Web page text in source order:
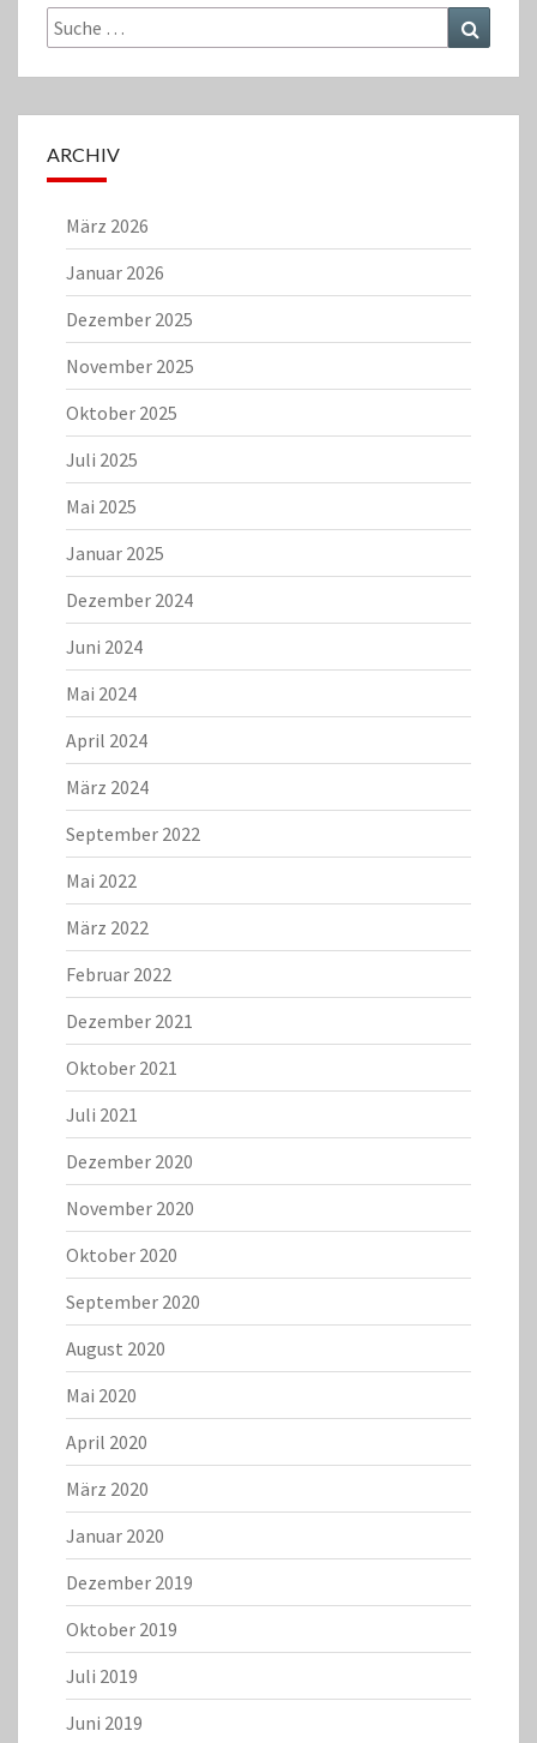
Suche
nach:
ARCHIV
März 2026
Januar 2026
Dezember 2025
November 2025
Oktober 2025
Juli 2025
Mai 2025
Januar 2025
Dezember 2024
Juni 2024
Mai 2024
April 2024
März 2024
September 2022
Mai 2022
März 2022
Februar 2022
Dezember 2021
Oktober 2021
Juli 2021
Dezember 2020
November 2020
Oktober 2020
September 2020
August 2020
Mai 2020
April 2020
März 2020
Januar 2020
Dezember 2019
Oktober 2019
Juli 2019
Juni 2019